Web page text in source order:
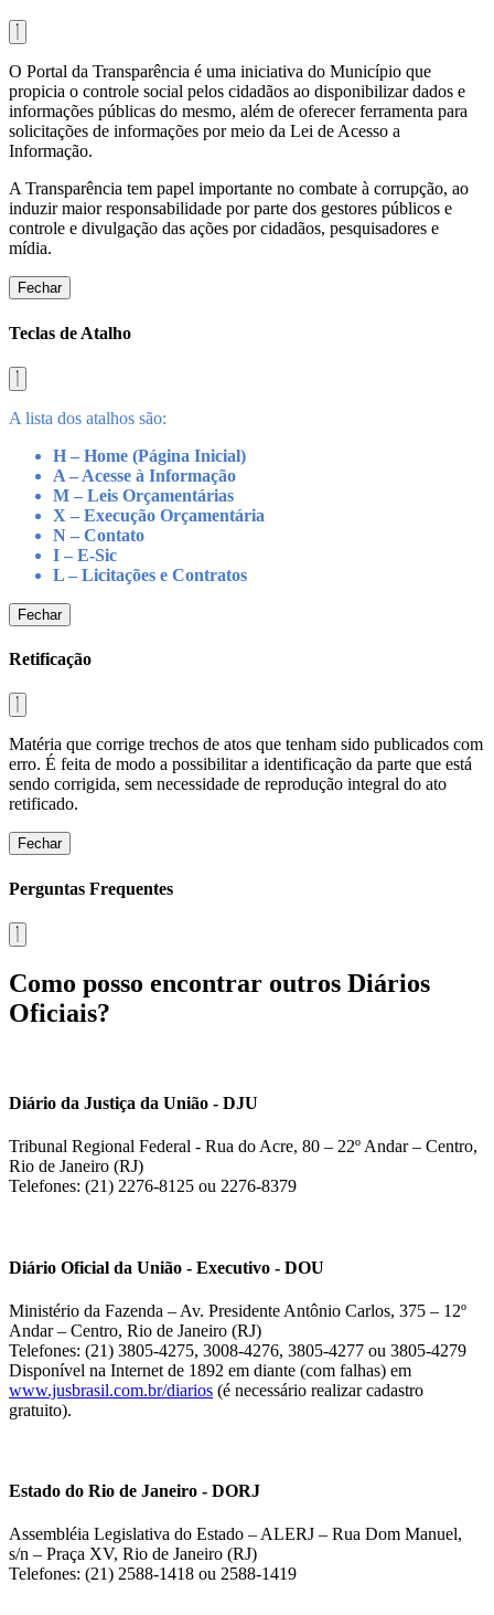
O Portal da Transparência é uma iniciativa do Município que
propicia o controle social pelos cidadãos ao disponibilizar dados e
informações públicas do mesmo, além de oferecer ferramenta para
solicitações de informações por meio da Lei de Acesso a
Informação.
A Transparência tem papel importante no combate à corrupção, ao
induzir maior responsabilidade por parte dos gestores públicos e
controle e divulgação das ações por cidadãos, pesquisadores e
mídia.
Fechar
Teclas de Atalho
A lista dos atalhos são:
H – Home (Página Inicial)
A – Acesse à Informação
M – Leis Orçamentárias
X – Execução Orçamentária
N – Contato
I – E-Sic
L – Licitações e Contratos
Fechar
Retificação
Matéria que corrige trechos de atos que tenham sido publicados com
erro. É feita de modo a possibilitar a identificação da parte que está
sendo corrigida, sem necessidade de reprodução integral do ato
retificado.
Fechar
Perguntas Frequentes
Como posso encontrar outros Diários
Oficiais?
Diário da Justiça da União - DJU
Tribunal Regional Federal - Rua do Acre, 80 – 22º Andar – Centro,
Rio de Janeiro (RJ)
Telefones: (21) 2276-8125 ou 2276-8379
Diário Oficial da União - Executivo - DOU
Ministério da Fazenda – Av. Presidente Antônio Carlos, 375 – 12º
Andar – Centro, Rio de Janeiro (RJ)
Telefones: (21) 3805-4275, 3008-4276, 3805-4277 ou 3805-4279
Disponível na Internet de 1892 em diante (com falhas) em
www.jusbrasil.com.br/diarios (é necessário realizar cadastro
gratuito).
Estado do Rio de Janeiro - DORJ
Assembléia Legislativa do Estado – ALERJ – Rua Dom Manuel,
s/n – Praça XV, Rio de Janeiro (RJ)
Telefones: (21) 2588-1418 ou 2588-1419